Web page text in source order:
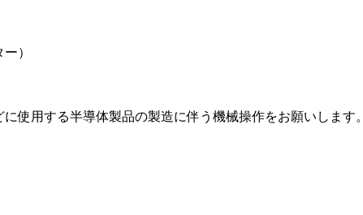
）
使用する半導体製品の製造に伴う機械操作をお願いします。